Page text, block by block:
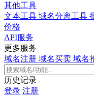
其他工具
文本工具 域名分离工具
价格
API服务
更多服务
域名注册 域名买卖 域名
历史记录
登录 注册